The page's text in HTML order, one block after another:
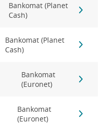
Bankomat (Planet
Cash)
Bankomat (Planet
Cash)
Bankomat
(Euronet)
Bankomat
(Euronet)